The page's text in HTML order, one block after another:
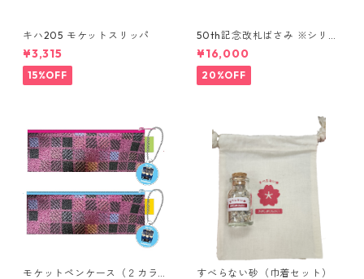
キハ205 モケットスリッパ
¥3,315
15%OFF
50th記念改札ばさみ ※シリア
ルNoあり
¥16,000
20%OFF
モケットペンケース（２カラ すべらない砂（巾着セット）